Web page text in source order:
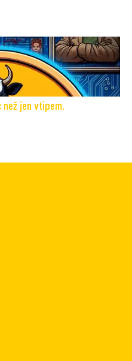
než jen vtipem.